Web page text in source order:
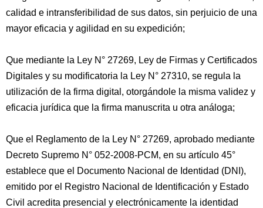
calidad e intransferibilidad de sus datos, sin perjuicio de una
mayor eficacia y agilidad en su expedición;
Que mediante la Ley N° 27269, Ley de Firmas y Certificados
Digitales y su modificatoria la Ley N° 27310, se regula la
utilización de la firma digital, otorgándole la misma validez y
eficacia jurídica que la firma manuscrita u otra análoga;
Que el Reglamento de la Ley N° 27269, aprobado mediante
Decreto Supremo N° 052-2008-PCM, en su artículo 45°
establece que el Documento Nacional de Identidad (DNI),
emitido por el Registro Nacional de Identificación y Estado
Civil acredita presencial y electrónicamente la identidad